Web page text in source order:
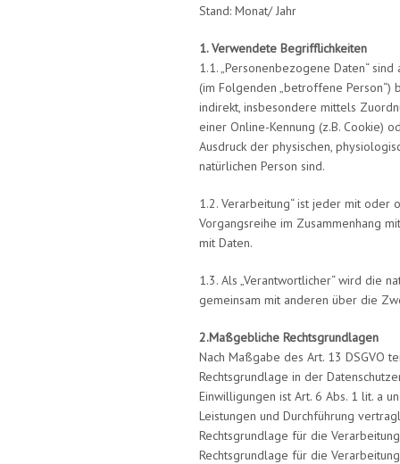
Stand: Monat/ Jahr
1. Verwendete Begrifflichkeiten
1.1. „Personenbezogene Daten“
(im Folgenden „betroffene
indirekt, insbesondere mittels
einer Online-Kennung (z.B. Cookie)
Ausdruck der physischen,
natürlichen Person sind.
1.2. Verarbeitung“ ist jeder mit
Vorgangsreihe im Zusammenhang
mit Daten.
1.3. Als „Verantwortlicher“ wird die
gemeinsam mit anderen über die
2.Maßgebliche Rechtsgrundlagen
Nach Maßgabe des Art. 13 DSGVO
Rechtsgrundlage in der
Einwilligungen ist Art. 6 Abs. 1 lit. a
Leistungen und Durchführung
Rechtsgrundlage für die
Rechtsgrundlage für die